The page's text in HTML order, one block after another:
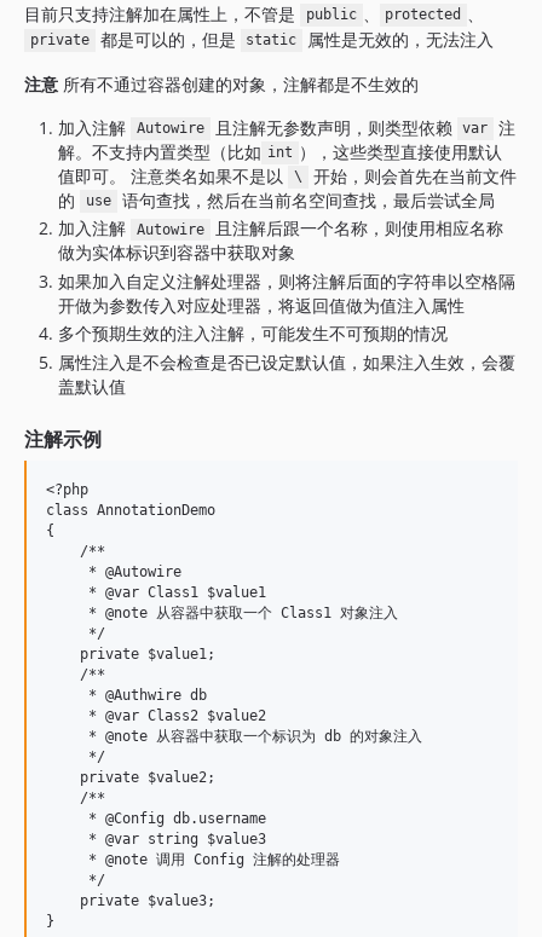
目前只支持注解加在属性上，不管是 public protected
private 都是可以的，但是 static
属性是无效的，无法注入
注意 所有不通过容器创建的对象，注解都是不生效的
加入注解
Autowire 且注解无参数声明，则类型依赖 var
注
解。不支持内置类型（比如 int ），这些类型直接使用默认
值即可。 注意类名如果不是以
\
开始，则会首先在当前文件
的
use
语句查找，然后在当前名空间查找，最后尝试全局
加入注解
Autowire
且注解后跟一个名称，则使用相应名称
做为实体标识到容器中获取对象
如果加入自定义注解处理器，则将注解后面的字符串以空格隔
开做为参数传入对应处理器，将返回值做为值注入属性
多个预期生效的注入注解，可能发生不可预期的情况
属性注入是不会检查是否已设定默认值，如果注入生效，会覆
盖默认值
注解示例
<?php
class AnnotationDemo
{
    /**
     * @Autowire
     * @var Class1 $value1
     * @note 从容器中获取一个 Class1 对象注入
     */
    private $value1;
    /**
     * @Authwire db
     * @var Class2 $value2
     * @note 从容器中获取一个标识为 db 的对象注入
     */
    private $value2;
    /**
     * @Config db.username
     * @var string $value3
     * @note 调用 Config 注解的处理器
     */
    private $value3;